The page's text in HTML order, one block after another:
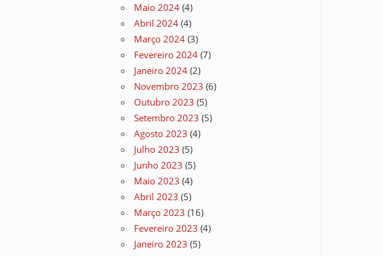
Maio 2024 (4)
Abril 2024 (4)
Março 2024 (3)
Fevereiro 2024 (7)
Janeiro 2024 (2)
Novembro 2023 (6)
Outubro 2023 (5)
Setembro 2023 (5)
Agosto 2023 (4)
Julho 2023 (5)
Junho 2023 (5)
Maio 2023 (4)
Abril 2023 (5)
Março 2023 (16)
Fevereiro 2023 (4)
Janeiro 2023 (5)